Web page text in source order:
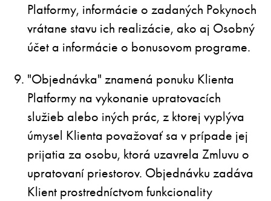
Platformy, informácie o zadaných Pokynoch
vrátane stavu ich realizácie, ako aj Osobný
účet a informácie o bonusovom programe.
"Objednávka" znamená ponuku Klienta
Platformy na vykonanie upratovacích
služieb alebo iných prác, z ktorej vyplýva
úmysel Klienta považovať sa v prípade jej
prijatia za osobu, ktorá uzavrela Zmluvu o
upratovaní priestorov. Objednávku zadáva
Klient prostredníctvom funkcionality